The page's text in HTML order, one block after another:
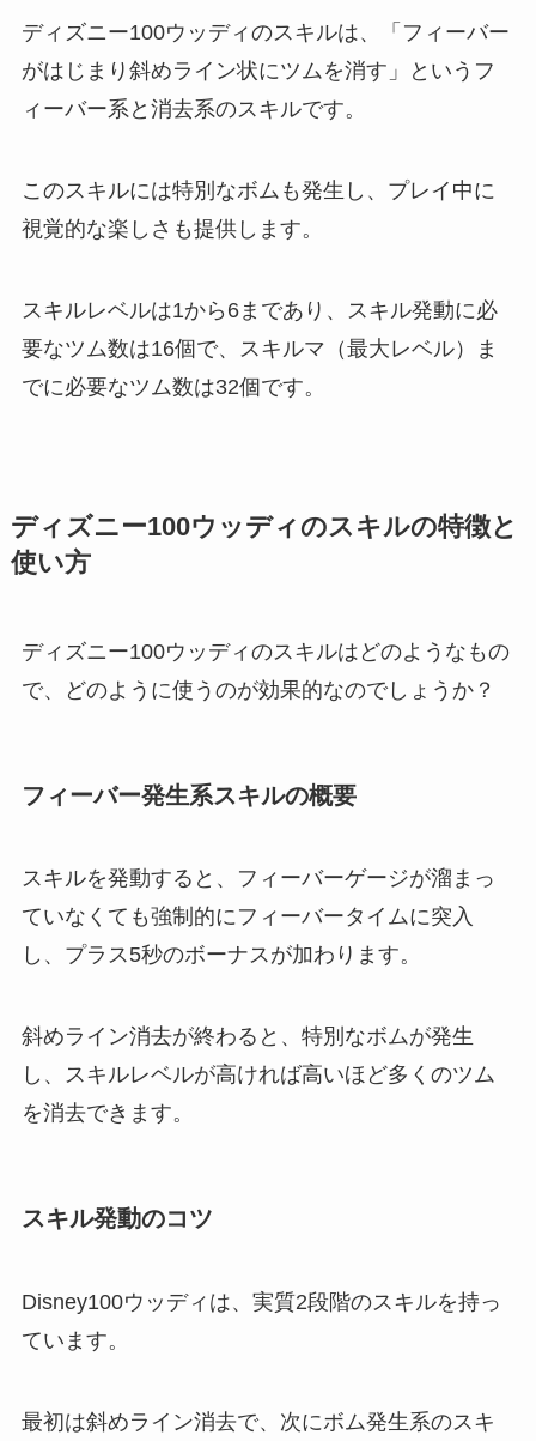
ディズニー100ウッディのスキルは、「フィーバー
がはじまり斜めライン状にツムを消す」というフ
ィーバー系と消去系のスキルです。
このスキルには特別なボムも発生し、プレイ中に
視覚的な楽しさも提供します。
スキルレベルは1から6まであり、スキル発動に必
要なツム数は16個で、スキルマ（最大レベル）ま
でに必要なツム数は32個です。
ディズニー100ウッディのスキルの特徴と
使い方
ディズニー100ウッディのスキルはどのようなもの
で、どのように使うのが効果的なのでしょうか？
フィーバー発生系スキルの概要
スキルを発動すると、フィーバーゲージが溜まっ
ていなくても強制的にフィーバータイムに突入
し、プラス5秒のボーナスが加わります。
斜めライン消去が終わると、特別なボムが発生
し、スキルレベルが高ければ高いほど多くのツム
を消去できます。
スキル発動のコツ
Disney100ウッディは、実質2段階のスキルを持っ
ています。
最初は斜めライン消去で、次にボム発生系のスキ